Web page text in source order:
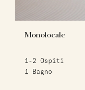
Monolocale
1-2 Ospiti
1
Bagno